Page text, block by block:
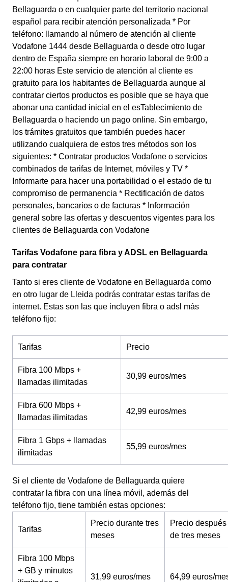
Bellaguarda o en cualquier parte del territorio nacional
español para recibir atención personalizada * Por
teléfono: llamando al número de atención al cliente
Vodafone 1444 desde Bellaguarda o desde otro lugar
dentro de España siempre en horario laboral de 9:00 a
22:00 horas Este servicio de atención al cliente es
gratuito para los habitantes de Bellaguarda aunque al
contratar ciertos productos es posible que se haya que
abonar una cantidad inicial en el esTablecimiento de
Bellaguarda o haciendo un pago online. Sin embargo,
los trámites gratuitos que también puedes hacer
utilizando cualquiera de estos tres métodos son los
siguientes: * Contratar productos Vodafone o servicios
combinados de tarifas de Internet, móviles y TV *
Informarte para hacer una portabilidad o el estado de tu
compromiso de permanencia * Rectificación de datos
personales, bancarios o de facturas * Información
general sobre las ofertas y descuentos vigentes para los
clientes de Bellaguarda con Vodafone
Tarifas Vodafone para fibra y ADSL en Bellaguarda
para contratar
Tanto si eres cliente de Vodafone en Bellaguarda como
en otro lugar de Lleida podrás contratar estas tarifas de
internet. Estas son las que incluyen fibra o adsl más
teléfono fijo:
Tarifas Precio
Fibra 100 Mbps +
llamadas ilimitadas
30,99 euros/mes
Fibra 600 Mbps +
llamadas ilimitadas
42,99 euros/mes
Fibra 1 Gbps + llamadas
ilimitadas
55,99 euros/mes
Si el cliente de Vodafone de Bellaguarda quiere
contratar la fibra con una línea móvil, además del
teléfono fijo, tiene también estas opciones:
Tarifas
Precio durante tres
meses
Precio después
de tres meses
Fibra 100 Mbps
+ GB y minutos
31,99 euros/mes 64,99 euros/